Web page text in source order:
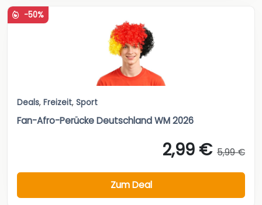
-50%
Deals, Freizeit, Sport
Fan-Afro-Perücke Deutschland WM 2026
2,99 € 5,99 €
Zum Deal